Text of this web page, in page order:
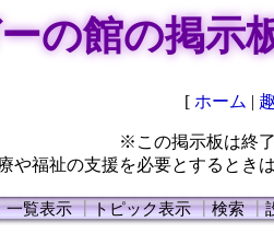
の館の掲示
[ ホーム |
※この掲示板は終
や福祉の支援を必要とするとき
一覧表示┃トピック表示┃検索┃